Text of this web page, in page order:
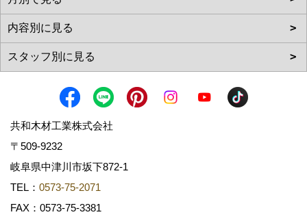
共和木材工業株式会社
〒509-9232
岐阜県中津川市坂下872‐1
TEL： 0573-75-2071
FAX：0573-75-3381